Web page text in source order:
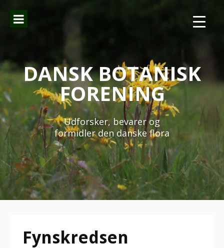
indhold
DANSK BOTANISK
FORENING
Udforsker, bevarer og
formidler den danske flora
Fynskredsen